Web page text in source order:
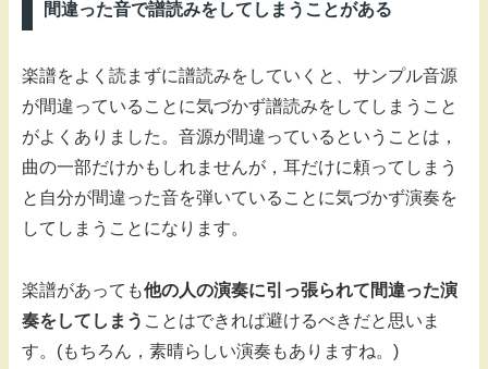
間違った音で譜読みをしてしまうことがある
楽譜をよく読まずに譜読みをしていくと、サンプル音源
が間違っていることに気づかず譜読みをしてしまうこと
がよくありました。音源が間違っているということは，
曲の一部だけかもしれませんが，耳だけに頼ってしまう
と自分が間違った音を弾いていることに気づかず演奏を
してしまうことになります。
楽譜があっても他の人の演奏に引っ張られて間違った演
奏をしてしまう ことはできれば避けるべきだと思いま
す。(もちろん，素晴らしい演奏もありますね。)